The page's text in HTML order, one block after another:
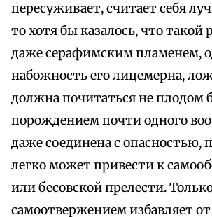
пересуживает, считает себя
то хотя бы казалось, что такой
даже серафимским пламенем,
набожность его лицемерна,
должна почитаться не плодом
порождением почти одного
даже соединена с опасностью,
легко может привести к
или бесовской прелести.
самоотвержением избавляет